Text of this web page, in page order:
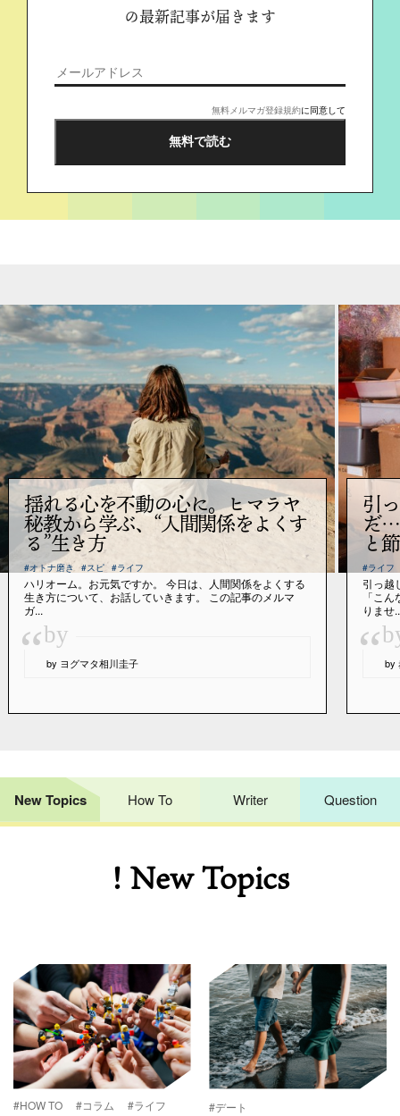
の最新記事が届きます
無料メルマガ登録規約に同意して
揺れる心を不動の心に。ヒマラヤ
秘教から学ぶ、“人間関係をよくす
る”生き方
#オトナ磨き #スピ #ライフ
ハリオーム。お元気ですか。 今日は、人間関係をよくする
生き方について、お話していきます。 この記事のメルマ
ガ...
“by
by ヨグマタ相川圭子
引
だ…
と
#ライフ
引っ越
「こ
りませ
“ by
New Topics How To Writer Question
! New Topics
#HOW TO #コラム #ライフ #デート